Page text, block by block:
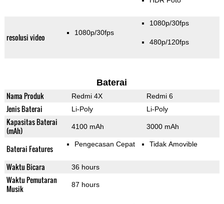
resolusi video 1080p/30fps
1080p/30fps
480p/120fps
Baterai
Nama Produk Redmi 4X Redmi 6
Jenis Baterai Li-Poly Li-Poly
Kapasitas Baterai
(mAh)
4100 mAh 3000 mAh
Baterai Features Pengecasan Cepat Tidak Amovible
Waktu Bicara 36 hours
Waktu Pemutaran
Musik
87 hours